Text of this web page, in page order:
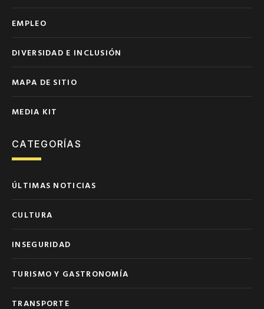
EMPLEO
DIVERSIDAD E INCLUSIÓN
MAPA DE SITIO
MEDIA KIT
CATEGORÍAS
ÚLTIMAS NOTICIAS
CULTURA
INSEGURIDAD
TURISMO Y GASTRONOMÍA
TRANSPORTE